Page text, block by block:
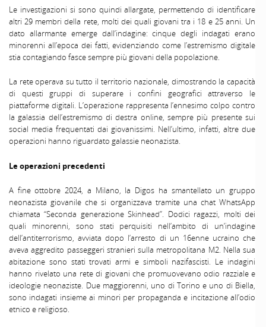
Le investigazioni si sono quindi allargate, permettendo di identificare
altri 29 membri della rete, molti dei quali giovani tra i 18 e 25 anni. Un
dato allarmante emerge dall’indagine: cinque degli indagati erano
minorenni all’epoca dei fatti, evidenziando come l’estremismo digitale
stia contagiando fasce sempre più giovani della popolazione.
La rete operava su tutto il territorio nazionale, dimostrando la capacità
di questi gruppi di superare i confini geografici attraverso le
piattaforme digitali. L’operazione rappresenta l’ennesimo colpo contro
la galassia dell’estremismo di destra online, sempre più presente sui
social media frequentati dai giovanissimi. Nell’ultimo, infatti, altre due
operazioni hanno riguardato galassie neonazista.
Le operazioni precedenti
A fine ottobre 2024, a Milano, la Digos ha smantellato un gruppo
neonazista giovanile che si organizzava tramite una chat WhatsApp
chiamata “Seconda generazione Skinhead”. Dodici ragazzi, molti dei
quali minorenni, sono stati perquisiti nell’ambito di un’indagine
dell’antiterrorismo, avviata dopo l’arresto di un 16enne ucraino che
aveva aggredito passeggeri stranieri sulla metropolitana M2. Nella sua
abitazione sono stati trovati armi e simboli nazifascisti. Le indagini
hanno rivelato una rete di giovani che promuovevano odio razziale e
ideologie neonaziste. Due maggiorenni, uno di Torino e uno di Biella,
sono indagati insieme ai minori per propaganda e incitazione all’odio
etnico e religioso.